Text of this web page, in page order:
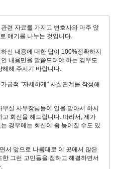
련 자료를 가지고 변호사와 마주 앉
얘기를 나누는 것입니다.
신 내용에 대한 답이 100%정확하지
내용만을 말씀드려야 하는 경우도
해해 주시기 바랍니다.
급적 "자세하게" 사실관계를 작성해
실 사무장님들이 일을 맡아서 하시
회신을 해드립니다. 따라서, 제가
경우에는 회신이 좀 늦어질 수도 있
서 앞으로 나름대로 이 곳에서 많은
그런 고민들을 접하고 해결하면서